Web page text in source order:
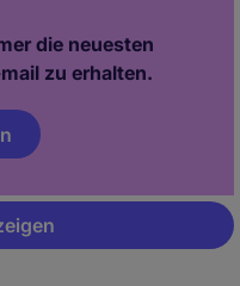
die neuesten
zu erhalten.